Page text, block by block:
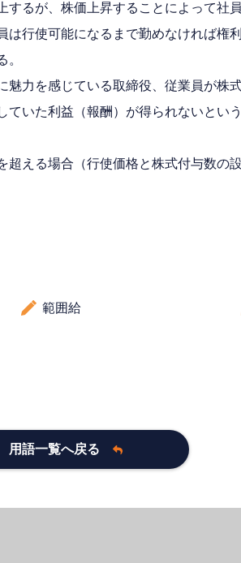
るが、株価上昇することによって社
行使可能になるまで勤めなければ権
。
力を感じている取締役、従業員が株
いた利益（報酬）が得られないとい
える場合（行使価格と株式付与数の
範囲給
用語一覧へ戻る